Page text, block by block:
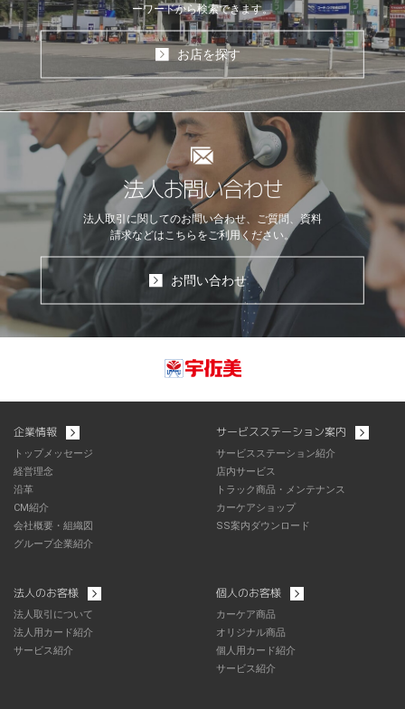
ーワードから検索できます。
お店を探す
法人お問い合わせ
法人取引に関してのお問い合わせ、ご質問、資料
請求などはこちらをご利用ください。
お問い合わせ
企業情報
トップメッセージ
経営理念
沿革
CM紹介
会社概要・組織図
グループ企業紹介
サービスステーション案内
サービスステーション紹介
店内サービス
トラック商品・メンテナンス
カーケアショップ
SS案内ダウンロード
法人のお客様
法人取引について
法人用カード紹介
サービス紹介
個人のお客様
カーケア商品
オリジナル商品
個人用カード紹介
サービス紹介